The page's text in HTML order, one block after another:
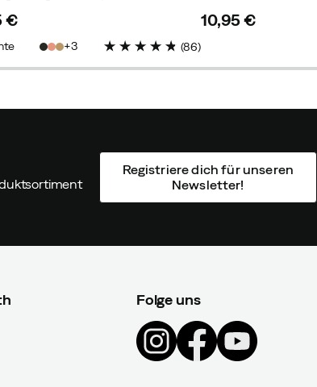
€
3 (86)
10,95 €
Registriere dich für unseren
Newsletter!
Folge uns